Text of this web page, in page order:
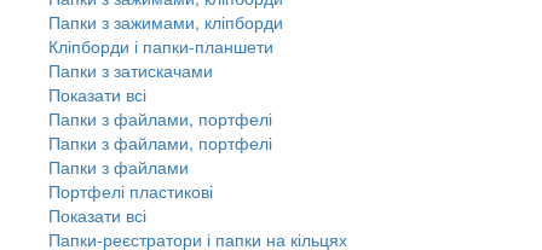
Папки з зажимами, кліпборди
Кліпборди і папки-планшети
Папки з затискачами
Показати всі
Папки з файлами, портфелі
Папки з файлами, портфелі
Папки з файлами
Портфелі пластикові
Показати всі
Папки-реєстратори і папки на кільцях